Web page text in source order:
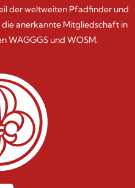
der weltweiten Pfadfinder und
anerkannte Mitgliedschaft in
WAGGGS und WOSM.